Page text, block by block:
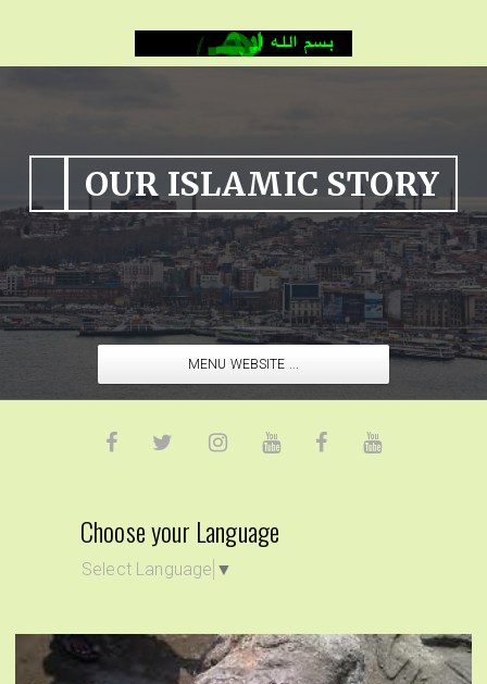
OUR ISLAMIC STORY
MENU WEBSITE ...
Choose your Language
Select Language ▼